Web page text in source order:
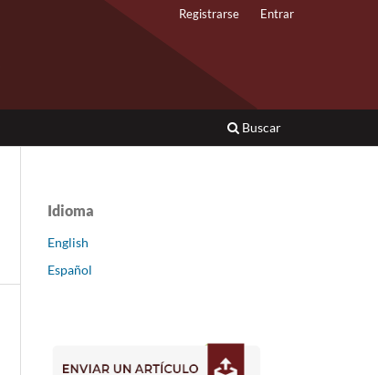
Buscar
Registrarse Entrar
Idioma
English
Español